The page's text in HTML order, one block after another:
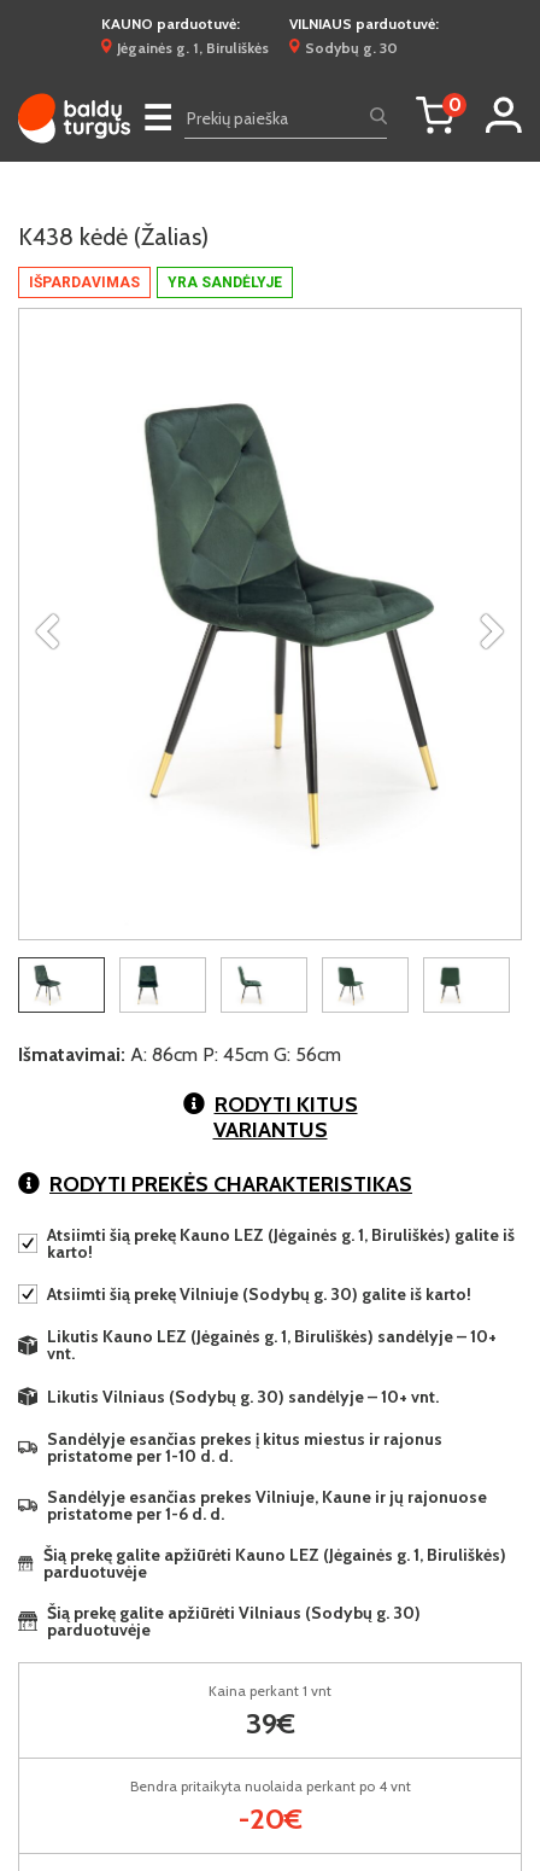
KAUNO parduotuvė:
Jėgainės g. 1, Biruliškės
VILNIAUS parduotuvė:
Sodybų g. 30
☰ 0
IŠPARDAVIMAS YRA SANDĖLYJE
K438 kėdė (Žalias)
Išmatavimai: A: 86cm P: 45cm G: 56cm
RODYTI KITUS
VARIANTUS
RODYTI PREKĖS CHARAKTERISTIKAS
Atsiimti šią prekę Kauno LEZ (Jėgainės g. 1, Biruliškės) galite iš
karto!
Atsiimti šią prekę Vilniuje (Sodybų g. 30) galite iš karto!
Likutis Kauno LEZ (Jėgainės g. 1, Biruliškės) sandėlyje – 10+
vnt.
Likutis Vilniaus (Sodybų g. 30) sandėlyje – 10+ vnt.
Sandėlyje esančias prekes į kitus miestus ir rajonus
pristatome per 1-10 d. d.
Sandėlyje esančias prekes Vilniuje, Kaune ir jų rajonuose
pristatome per 1-6 d. d.
Šią prekę galite apžiūrėti Kauno LEZ (Jėgainės g. 1, Biruliškės)
parduotuvėje
Šią prekę galite apžiūrėti Vilniaus (Sodybų g. 30)
parduotuvėje
Kaina perkant 1 vnt
39€
Bendra pritaikyta nuolaida perkant po 4 vnt
-20€